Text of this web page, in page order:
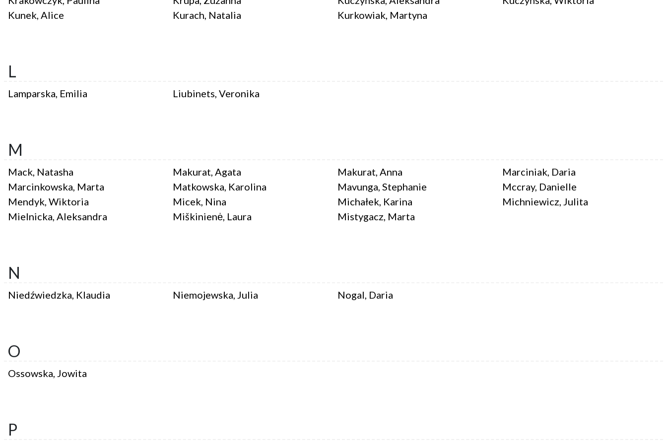
Kunek, Alice
Kurach, Natalia Kurkowiak, Martyna
L
Lamparska, Emilia Liubinets, Veronika
M
Mack, Natasha Makurat, Agata Makurat, Anna
Marciniak, Daria
Marcinkowska, Marta
Matkowska, Karolina Mavunga, Stephanie
Mccray, Danielle
Mendyk, Wiktoria
Micek, Nina Michałek, Karina
Michniewicz, Julita
Mielnicka, Aleksandra
Miškinienė, Laura Mistygacz, Marta
N
Niedźwiedzka, Klaudia Niemojewska, Julia Nogal, Daria
O
Ossowska, Jowita
P